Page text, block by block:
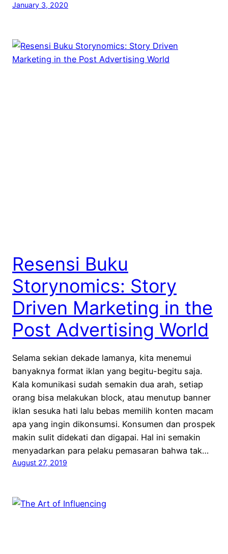
January 3, 2020
Resensi Buku
Storynomics: Story
Driven Marketing in the
Post Advertising World
Selama sekian dekade lamanya, kita menemui
banyaknya format iklan yang begitu-begitu saja.
Kala komunikasi sudah semakin dua arah, setiap
orang bisa melakukan block, atau menutup banner
iklan sesuka hati lalu bebas memilih konten macam
apa yang ingin dikonsumsi. Konsumen dan prospek
makin sulit didekati dan digapai. Hal ini semakin
menyadarkan para pelaku pemasaran bahwa tak…
August 27, 2019